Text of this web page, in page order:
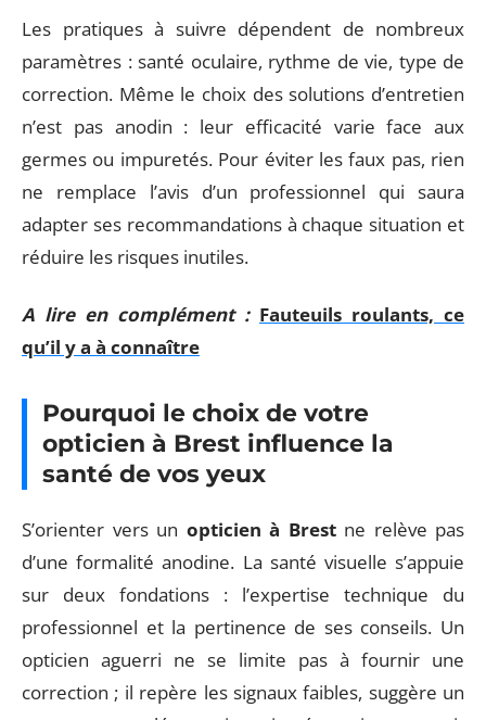
Les pratiques à suivre dépendent de nombreux
paramètres : santé oculaire, rythme de vie, type de
correction. Même le choix des solutions d’entretien
n’est pas anodin : leur efficacité varie face aux
germes ou impuretés. Pour éviter les faux pas, rien
ne remplace l’avis d’un professionnel qui saura
adapter ses recommandations à chaque situation et
réduire les risques inutiles.
A lire en complément : Fauteuils roulants, ce
qu’il y a à connaître
Pourquoi le choix de votre
opticien à Brest influence la
santé de vos yeux
S’orienter vers un opticien à Brestne relève pas
d’une formalité anodine. La santé visuelle s’appuie
sur deux fondations : l’expertise technique du
professionnel et la pertinence de ses conseils. Un
opticien aguerri ne se limite pas à fournir une
correction ; il repère les signaux faibles, suggère un